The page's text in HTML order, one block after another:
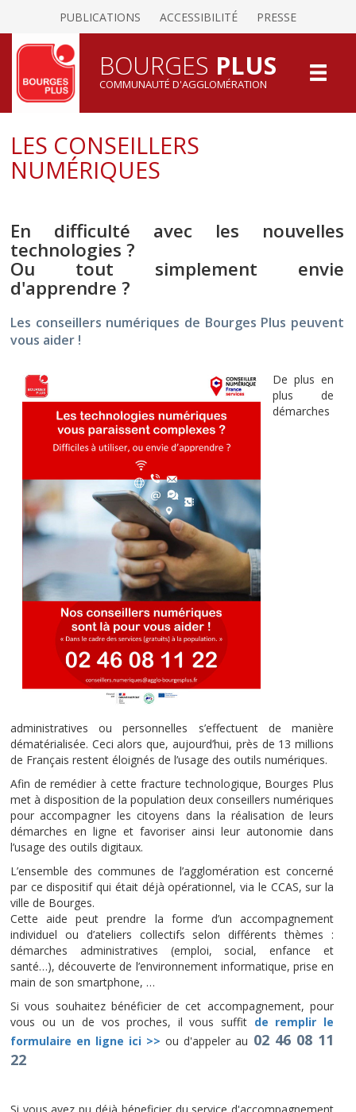
PUBLICATIONS ACCESSIBILITÉ PRESSE
BOURGES PLUS
COMMUNAUTÉ D'AGGLOMÉRATION
LES CONSEILLERS
NUMÉRIQUES
En difficulté avec les nouvelles
technologies ?
Ou tout simplement envie
d'apprendre ?
Les conseillers numériques de Bourges Plus peuvent
vous aider !
De plus en
plus de
démarches
administratives ou personnelles s’effectuent de manière
dématérialisée. Ceci alors que, aujourd’hui, près de 13 millions
de Français restent éloignés de l’usage des outils numériques.
Afin de remédier à cette fracture technologique, Bourges Plus
met à disposition de la population deux conseillers numériques
pour accompagner les citoyens dans la réalisation de leurs
démarches en ligne et favoriser ainsi leur autonomie dans
l’usage des outils digitaux.
L’ensemble des communes de l’agglomération est concerné
par ce dispositif qui était déjà opérationnel, via le CCAS, sur la
ville de Bourges.
Cette aide peut prendre la forme d’un accompagnement
individuel ou d’ateliers collectifs selon différents thèmes :
démarches administratives (emploi, social, enfance et
santé…), découverte de l’environnement informatique, prise en
main de son smartphone, …
Si vous souhaitez bénéficier de cet accompagnement, pour
vous ou un de vos proches, il vous suffit de remplir le
formulaire en ligne ici >> ou d'appeler au 02 46 08 11
22